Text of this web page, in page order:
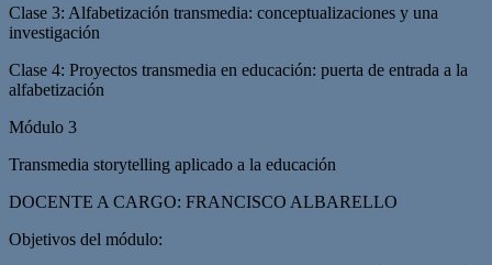
Clase 3: Alfabetización transmedia: conceptualizaciones y una
investigación
Clase 4: Proyectos transmedia en educación: puerta de entrada a la
alfabetización
Módulo 3
Transmedia storytelling aplicado a la educación
DOCENTE A CARGO: FRANCISCO ALBARELLO
Objetivos del módulo: